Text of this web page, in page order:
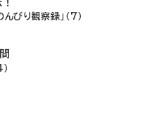
びり観察録」（7）